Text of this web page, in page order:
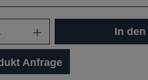
In
Anfrage